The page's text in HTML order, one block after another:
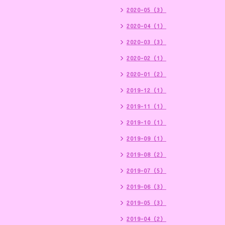
2020-05（3）
2020-04（1）
2020-03（3）
2020-02（1）
2020-01（2）
2019-12（1）
2019-11（1）
2019-10（1）
2019-09（1）
2019-08（2）
2019-07（5）
2019-06（3）
2019-05（3）
2019-04（2）